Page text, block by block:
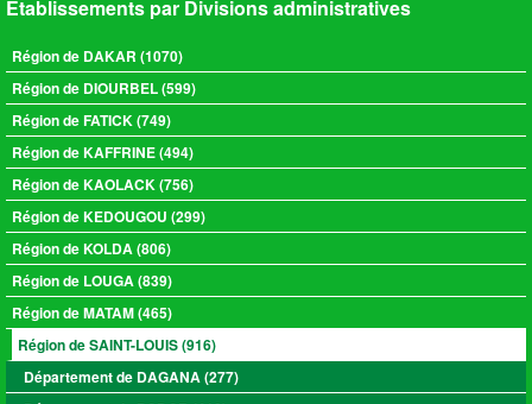
Etablissements par Divisions administratives
Région de DAKAR (1070)
Région de DIOURBEL (599)
Région de FATICK (749)
Région de KAFFRINE (494)
Région de KAOLACK (756)
Région de KEDOUGOU (299)
Région de KOLDA (806)
Région de LOUGA (839)
Région de MATAM (465)
Région de SAINT-LOUIS (916)
Département de DAGANA (277)